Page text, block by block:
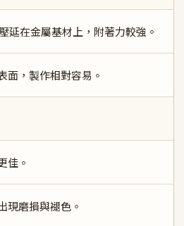
延在金屬基材上，附著力較強。
面，製作相對容易。
佳。
現磨損與褪色。